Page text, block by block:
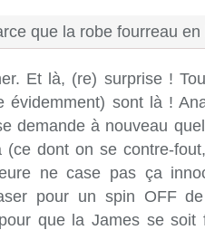
que la robe fourreau
Et là, (re) surprise !
évidemment) sont là !
demande à nouveau
dont on se contre-
ne case pas ça
pour un spin OFF
que la James se soit